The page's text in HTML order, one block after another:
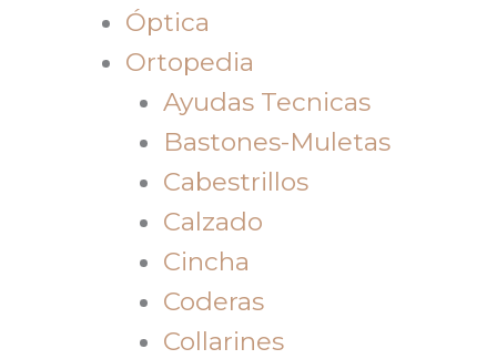
Óptica
Ortopedia
Ayudas Tecnicas
Bastones-Muletas
Cabestrillos
Calzado
Cincha
Coderas
Collarines